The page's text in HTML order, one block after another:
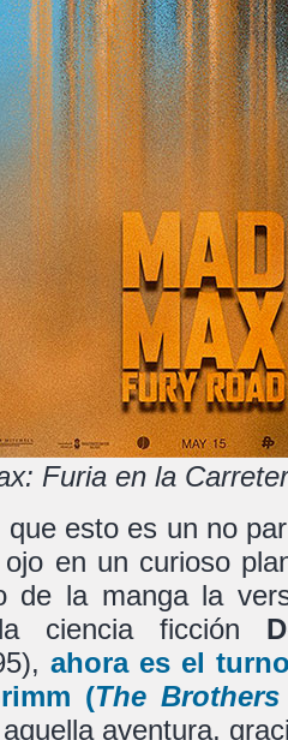
Furia en la
que esto es un no
en un curioso
de la manga la
ciencia ficción
ahora es el
(The
aventura,